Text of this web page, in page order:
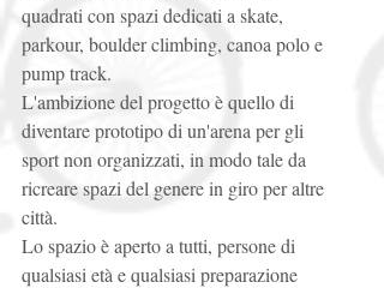
quadrati con spazi dedicati a skate,
parkour, boulder climbing, canoa polo e
pump track.
L'ambizione del progetto è quello di
diventare prototipo di un'arena per gli
sport non organizzati, in modo tale da
ricreare spazi del genere in giro per altre
città.
Lo spazio è aperto a tutti, persone di
qualsiasi età e qualsiasi preparazione